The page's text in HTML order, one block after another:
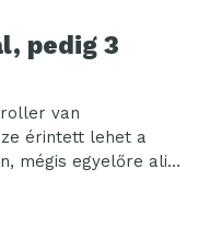
pedig 3
van
érintett lehet a
mégis egyelőre alig